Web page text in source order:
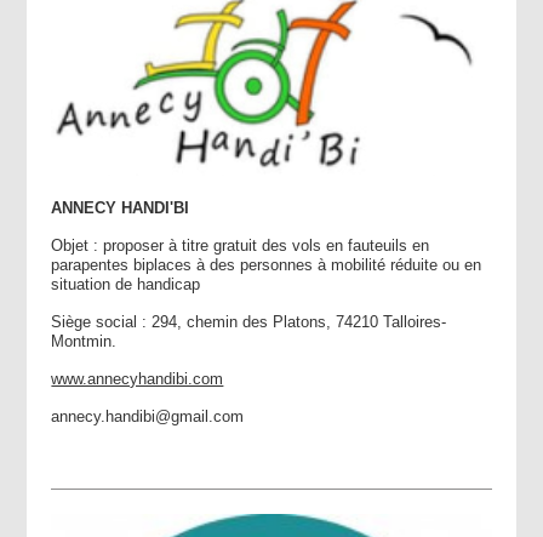
ANNECY HANDI'BI
Objet : proposer à titre gratuit des vols en fauteuils en
parapentes biplaces à des personnes à mobilité réduite ou en
situation de handicap
Siège social : 294, chemin des Platons, 74210 Talloires-
Montmin.
www.annecyhandibi.com
annecy.handibi@gmail.com